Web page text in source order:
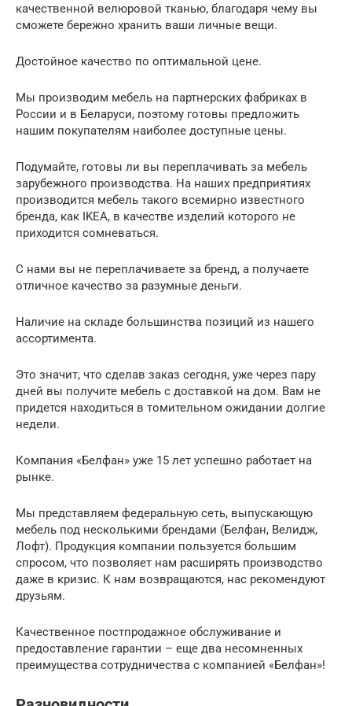
качественной велюровой тканью, благодаря чему вы
сможете бережно хранить ваши личные вещи.
Достойное качество по оптимальной цене.
Мы производим мебель на партнерских фабриках в
России и в Беларуси, поэтому готовы предложить
нашим покупателям наиболее доступные цены.
Подумайте, готовы ли вы переплачивать за мебель
зарубежного производства. На наших предприятиях
производится мебель такого всемирно известного
бренда, как IKEA, в качестве изделий которого не
приходится сомневаться.
С нами вы не переплачиваете за бренд, а получаете
отличное качество за разумные деньги.
Наличие на складе большинства позиций из нашего
ассортимента.
Это значит, что сделав заказ сегодня, уже через пару
дней вы получите мебель с доставкой на дом. Вам не
придется находиться в томительном ожидании долгие
недели.
Компания «Белфан» уже 15 лет успешно работает на
рынке.
Мы представляем федеральную сеть, выпускающую
мебель под несколькими брендами (Белфан, Велидж,
Лофт). Продукция компании пользуется большим
спросом, что позволяет нам расширять производство
даже в кризис. К нам возвращаются, нас рекомендуют
друзьям.
Качественное постпродажное обслуживание и
предоставление гарантии – еще два несомненных
преимущества сотрудничества с компанией «Белфан»!